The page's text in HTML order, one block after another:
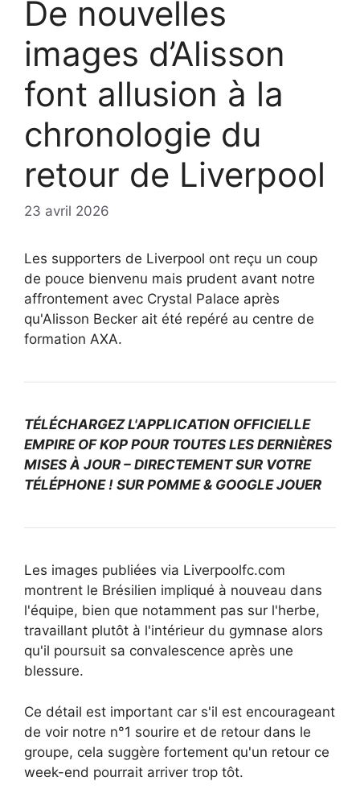
De nouvelles
images d’Alisson
font allusion à la
chronologie du
retour de Liverpool
23 avril 2026
Les supporters de Liverpool ont reçu un coup
de pouce bienvenu mais prudent avant notre
affrontement avec Crystal Palace après
qu'Alisson Becker ait été repéré au centre de
formation AXA.
TÉLÉCHARGEZ L'APPLICATION OFFICIELLE
EMPIRE OF KOP POUR TOUTES LES DERNIÈRES
MISES À JOUR – DIRECTEMENT SUR VOTRE
TÉLÉPHONE ! SUR POMME& GOOGLE JOUER
Les images publiées via Liverpoolfc.com
montrent le Brésilien impliqué à nouveau dans
l'équipe, bien que notamment pas sur l'herbe,
travaillant plutôt à l'intérieur du gymnase alors
qu'il poursuit sa convalescence après une
blessure.
Ce détail est important car s'il est encourageant
de voir notre n°1 sourire et de retour dans le
groupe, cela suggère fortement qu'un retour ce
week-end pourrait arriver trop tôt.